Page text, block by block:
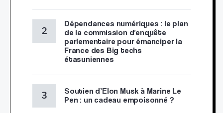
Dépendances numériques : le plan
de la commission d’enquête
parlementaire pour émanciper la
France des Big techs
étasuniennes
Soutien d’Elon Musk à Marine Le
Pen : un cadeau empoisonné ?